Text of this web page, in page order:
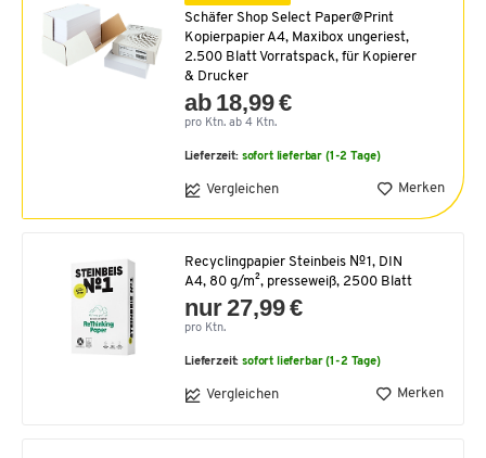
Schäfer Shop Select Paper@Print
Kopierpapier A4, Maxibox ungeriest,
2.500 Blatt Vorratspack, für Kopierer
& Drucker
ab 18,99 €
pro Ktn. ab 4 Ktn.
Lieferzeit: sofort lieferbar (1-2 Tage)
Vergleichen Merken
Recyclingpapier Steinbeis №1, DIN
A4, 80 g/m², presseweiß, 2500 Blatt
nur 27,99 €
pro Ktn.
Lieferzeit:sofort lieferbar (1-2 Tage)
Vergleichen Merken